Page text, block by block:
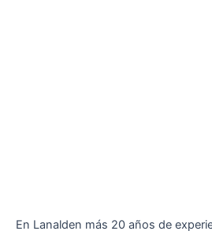
En Lanalden más 20 años de